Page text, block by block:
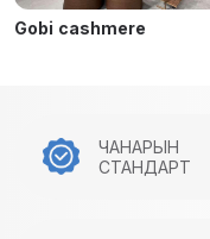
Gobi cashmere
ЧАНАРЫН
СТАНДАРТ